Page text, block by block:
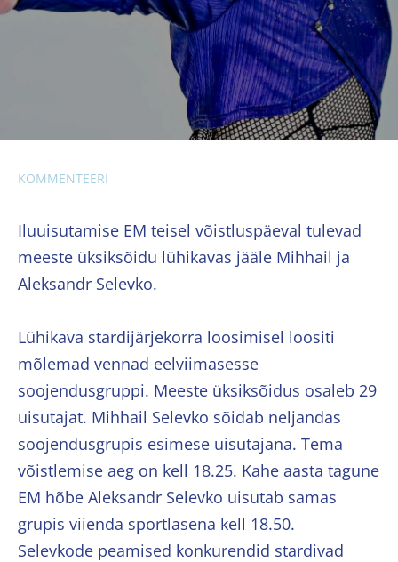
KOMMENTEERI
Iluuisutamise EM teisel võistluspäeval tulevad
meeste üksiksõidu lühikavas jääle Mihhail ja
Aleksandr Selevko.
Lühikava stardijärjekorra loosimisel loositi
mõlemad vennad eelviimasesse
soojendusgruppi. Meeste üksiksõidus osaleb 29
uisutajat. Mihhail Selevko sõidab neljandas
soojendusgrupis esimese uisutajana. Tema
võistlemise aeg on kell 18.25. Kahe aasta tagune
EM hõbe Aleksandr Selevko uisutab samas
grupis viienda sportlasena kell 18.50.
Selevkode peamised konkurendid stardivad